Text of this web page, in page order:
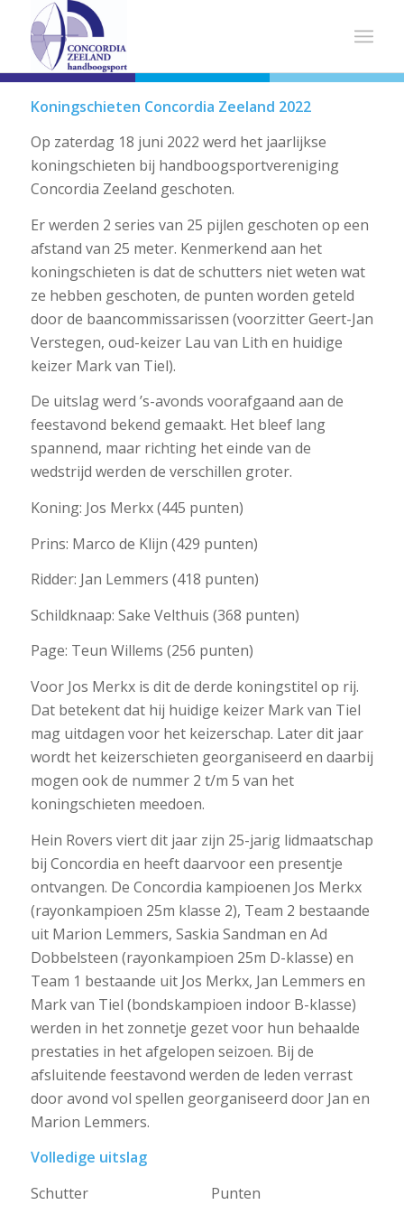
Koningschieten Concordia Zeeland 2022
Op zaterdag 18 juni 2022 werd het jaarlijkse
koningschieten bij handboogsportvereniging
Concordia Zeeland geschoten.
Er werden 2 series van 25 pijlen geschoten op een
afstand van 25 meter. Kenmerkend aan het
koningschieten is dat de schutters niet weten wat
ze hebben geschoten, de punten worden geteld
door de baancommissarissen (voorzitter Geert-Jan
Verstegen, oud-keizer Lau van Lith en huidige
keizer Mark van Tiel).
De uitslag werd ’s-avonds voorafgaand aan de
feestavond bekend gemaakt. Het bleef lang
spannend, maar richting het einde van de
wedstrijd werden de verschillen groter.
Koning: Jos Merkx (445 punten)
Prins: Marco de Klijn (429 punten)
Ridder: Jan Lemmers (418 punten)
Schildknaap: Sake Velthuis (368 punten)
Page: Teun Willems (256 punten)
Voor Jos Merkx is dit de derde koningstitel op rij.
Dat betekent dat hij huidige keizer Mark van Tiel
mag uitdagen voor het keizerschap. Later dit jaar
wordt het keizerschieten georganiseerd en daarbij
mogen ook de nummer 2 t/m 5 van het
koningschieten meedoen.
Hein Rovers viert dit jaar zijn 25-jarig lidmaatschap
bij Concordia en heeft daarvoor een presentje
ontvangen. De Concordia kampioenen Jos Merkx
(rayonkampioen 25m klasse 2), Team 2 bestaande
uit Marion Lemmers, Saskia Sandman en Ad
Dobbelsteen (rayonkampioen 25m D-klasse) en
Team 1 bestaande uit Jos Merkx, Jan Lemmers en
Mark van Tiel (bondskampioen indoor B-klasse)
werden in het zonnetje gezet voor hun behaalde
prestaties in het afgelopen seizoen. Bij de
afsluitende feestavond werden de leden verrast
door avond vol spellen georganiseerd door Jan en
Marion Lemmers.
Volledige uitslag
Schutter Punten